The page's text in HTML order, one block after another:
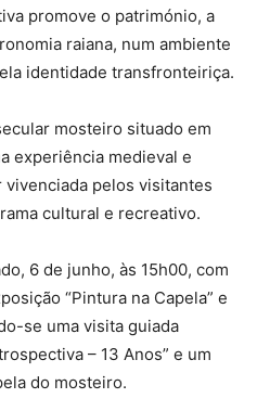
promove o património, a
raiana, num ambiente
identidade transfronteiriça.
mosteiro situado em
experiência medieval e
pelos visitantes
cultural e recreativo.
6 de junho, às 15h00, com
“Pintura na Capela” e
se uma visita guiada
– 13 Anos” e um
do mosteiro.